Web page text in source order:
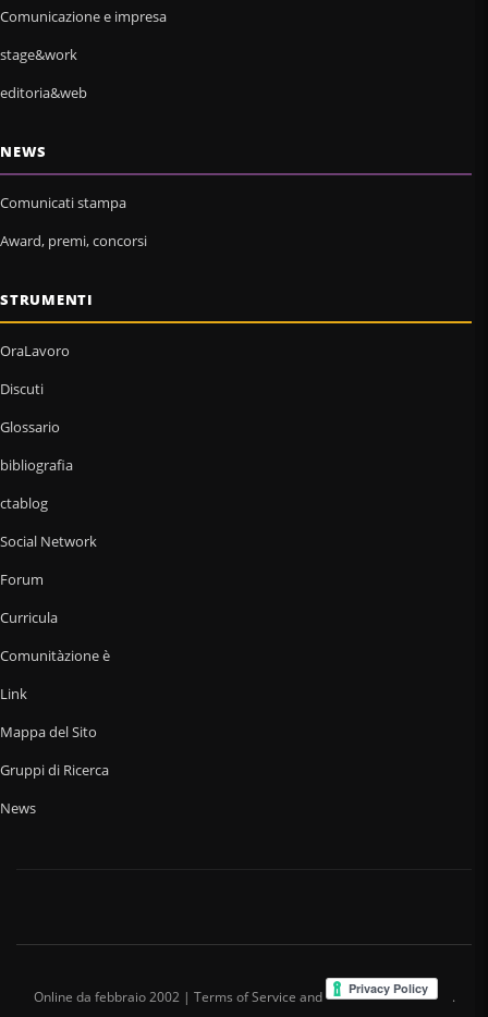
Comunicazione e impresa
stage&work
editoria&web
NEWS
Comunicati stampa
Award, premi, concorsi
STRUMENTI
OraLavoro
Discuti
Glossario
bibliografia
ctablog
Social Network
Forum
Curricula
Comunitàzione è
Link
Mappa del Sito
Gruppi di Ricerca
News
Online da febbraio 2002 | Terms of Service and
.